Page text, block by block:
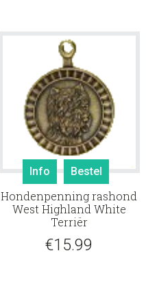
Info Bestel
Hondenpenning rashond
West Highland White
Terriër
€15.99